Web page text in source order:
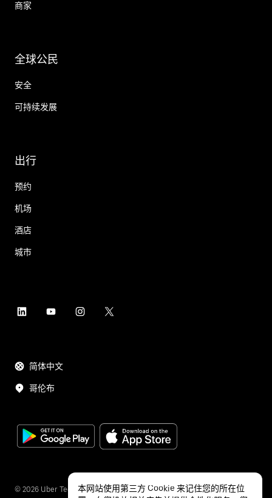
商家
全球公民
安全
可持续发展
出行
预约
机场
酒店
城市
简体中文
哥伦布
© 2026 Uber Technologies Inc.
本网站使用第三方 Cookie 来记住您的所在位